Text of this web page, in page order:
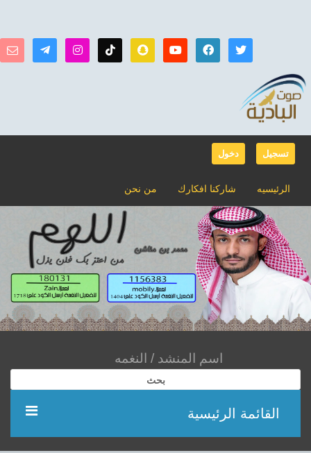
دخول تسجيل
من نحن شاركنا افكارك الرئيسيه
بحث
القائمة الرئيسية